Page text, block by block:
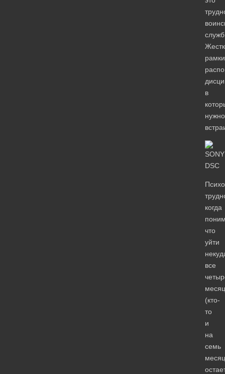
рамки
в
нужно
когда
что
уйти
все
(кто-
то
и
на
семь